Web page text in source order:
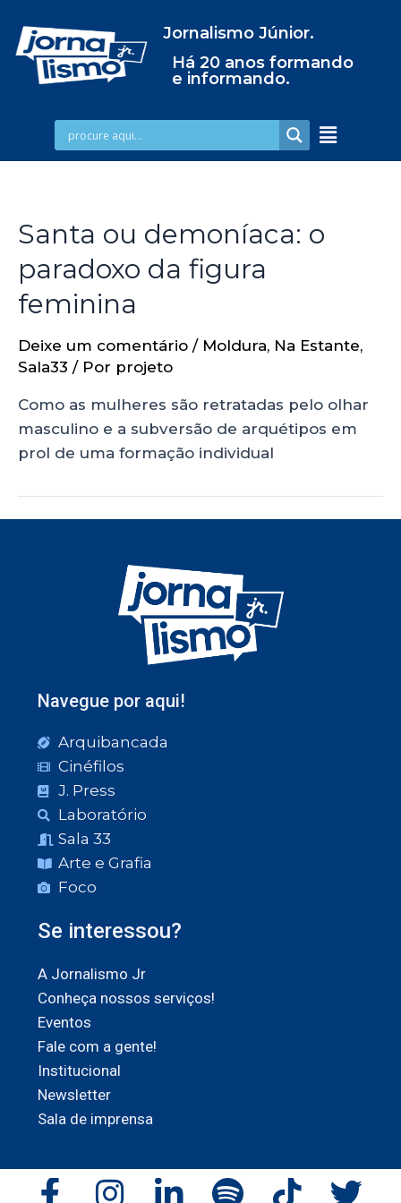
Jornalismo Júnior.
Há 20 anos formando
e informando.
Santa ou demoníaca: o
paradoxo da figura
feminina
Deixe um comentário / Moldura, Na Estante,
Sala33 / Por projeto
Como as mulheres são retratadas pelo olhar
masculino e a subversão de arquétipos em
prol de uma formação individual
Navegue por aqui!
Arquibancada
Cinéfilos
J. Press
Laboratório
Sala 33
Arte e Grafia
Foco
Se interessou?
A Jornalismo Jr
Conheça nossos serviços!
Eventos
Fale com a gente!
Institucional
Newsletter
Sala de imprensa